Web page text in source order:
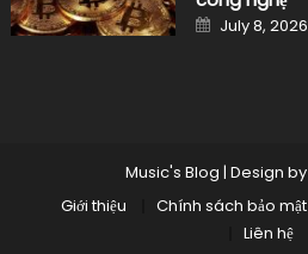
Posted
on
July 8, 2026
Music's Blog | Design by
Giới thiệu
Chính sách bảo mật
Liên hệ